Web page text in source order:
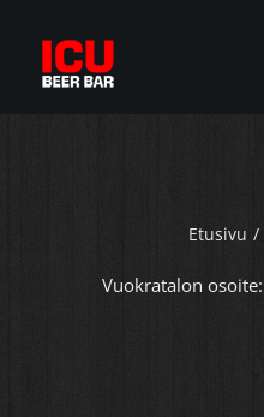
content
Etusivu
Vuokratalon osoite: